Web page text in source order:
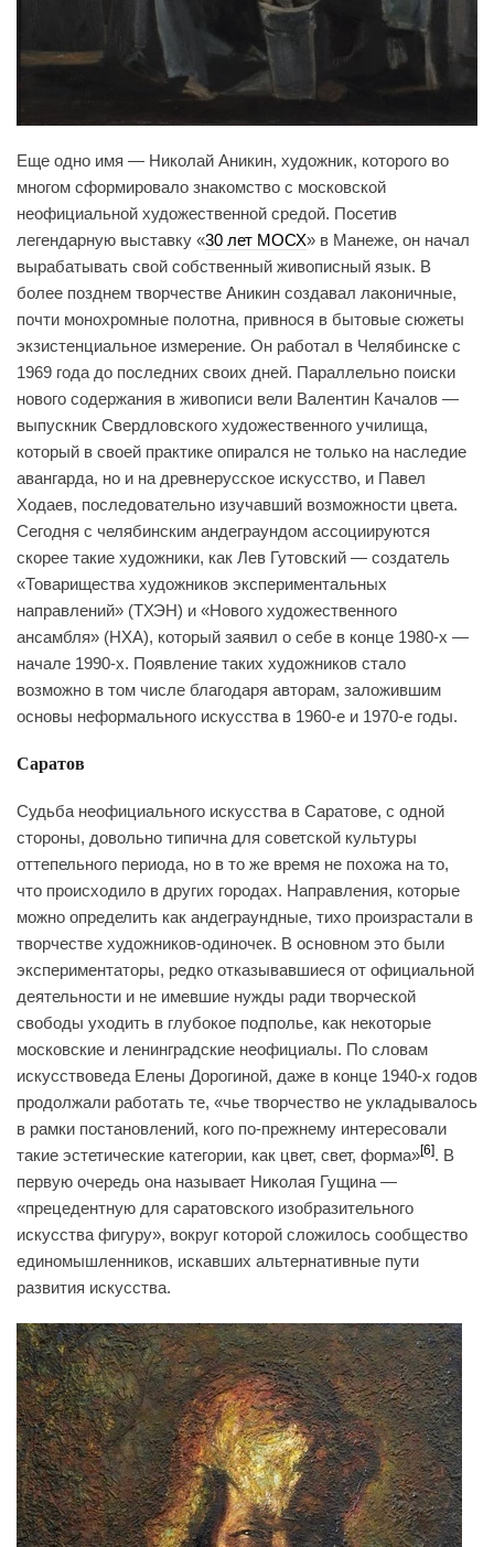
Еще одно имя — Николай Аникин, художник, которого во
многом сформировало знакомство с московской
неофициальной художественной средой. Посетив
легендарную выставку «30 лет МОСХ» в Манеже, он начал
вырабатывать свой собственный живописный язык. В
более позднем творчестве Аникин создавал лаконичные,
почти монохромные полотна, привнося в бытовые сюжеты
экзистенциальное измерение. Он работал в Челябинске с
1969 года до последних своих дней. Параллельно поиски
нового содержания в живописи вели Валентин Качалов —
выпускник Свердловского художественного училища,
который в своей практике опирался не только на наследие
авангарда, но и на древнерусское искусство, и Павел
Ходаев, последовательно изучавший возможности цвета.
Сегодня с челябинским андеграундом ассоциируются
скорее такие художники, как Лев Гутовский — создатель
«Товарищества художников экспериментальных
направлений» (ТХЭН) и «Нового художественного
ансамбля» (НХА), который заявил о себе в конце 1980-х —
начале 1990-х. Появление таких художников стало
возможно в том числе благодаря авторам, заложившим
основы неформального искусства в 1960-е и 1970-е годы.
Саратов
Судьба неофициального искусства в Саратове, с одной
стороны, довольно типична для советской культуры
оттепельного периода, но в то же время не похожа на то,
что происходило в других городах. Направления, которые
можно определить как андеграундные, тихо произрастали в
творчестве художников-одиночек. В основном это были
экспериментаторы, редко отказывавшиеся от официальной
деятельности и не имевшие нужды ради творческой
свободы уходить в глубокое подполье, как некоторые
московские и ленинградские неофициалы. По словам
искусствоведа Елены Дорогиной, даже в конце 1940-х годов
продолжали работать те, «чье творчество не укладывалось
в рамки постановлений, кого по-прежнему интересовали
такие эстетические категории, как цвет, свет, форма‎» [6] . В
первую очередь она называет Николая Гущина —
«‎прецедентную для саратовского изобразительного
искусства фигуру», вокруг которой сложилось сообщество
единомышленников, искавших альтернативные пути
развития искусства.